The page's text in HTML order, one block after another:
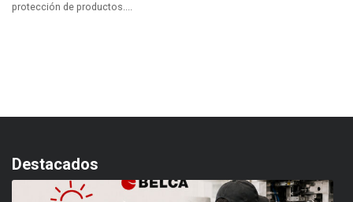
protección de productos....
Destacados